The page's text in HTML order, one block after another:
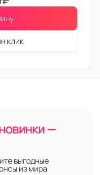
клик
—
выгодные
из мира